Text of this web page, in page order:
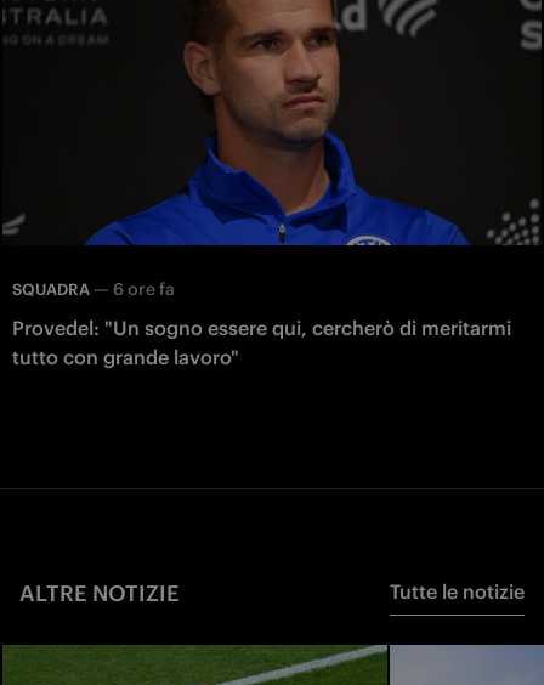
SQUADRA — 6 ore fa
Provedel: "Un sogno essere qui, cercherò di meritarmi
tutto con grande lavoro"
ALTRE NOTIZIE Tutte le notizie